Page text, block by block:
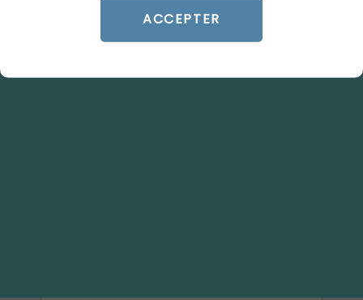
Quelle agence SEO choisir
ACCEPTER